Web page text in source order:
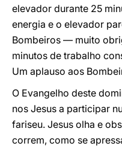
elevador durante 25
energia e o elevador
Bombeiros — muito
minutos de trabalho
Um aplauso aos
O Evangelho deste
nos Jesus a participar
fariseu. Jesus olha e
correm, como se